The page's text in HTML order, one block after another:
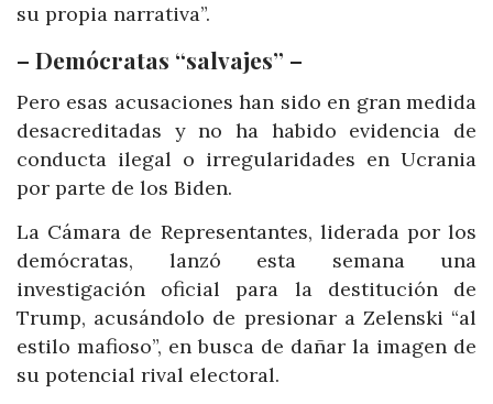
su propia narrativa”.
– Demócratas “salvajes” –
Pero esas acusaciones han sido en gran medida
desacreditadas y no ha habido evidencia de
conducta ilegal o irregularidades en Ucrania
por parte de los Biden.
La Cámara de Representantes, liderada por los
demócratas, lanzó esta semana una
investigación oficial para la destitución de
Trump, acusándolo de presionar a Zelenski “al
estilo mafioso”, en busca de dañar la imagen de
su potencial rival electoral.